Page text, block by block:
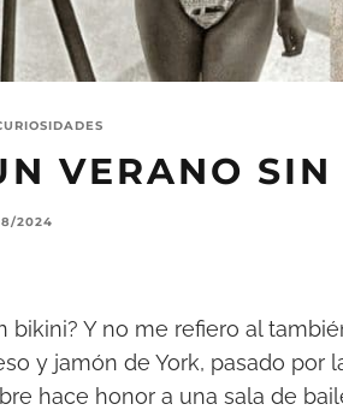
VERANO
2024
bikini? Y no me refiero al
y jamón de York, pasado por
hace honor a una sala de